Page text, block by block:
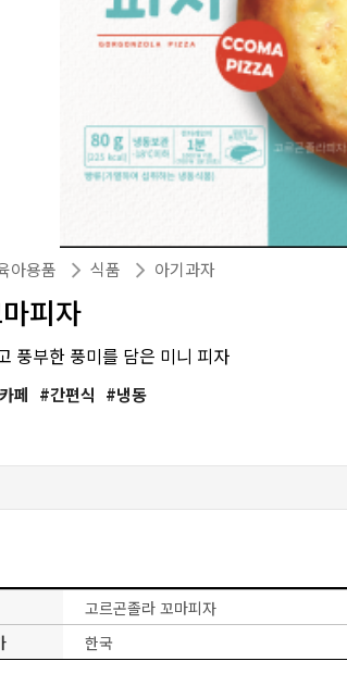
아용품 식품 아기과자
피자
풍부한 풍미를 담은 미니 피자
페 간편식 냉동
고르곤졸라 꼬마피자
한국